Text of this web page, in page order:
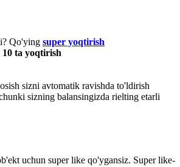
Qo'ying super yoqtirish
ta yoqtirish
sizni avtomatik ravishda to'ldirish
sizning balansingizda rielting etarli
uchun super like qo'ygansiz. Super like-